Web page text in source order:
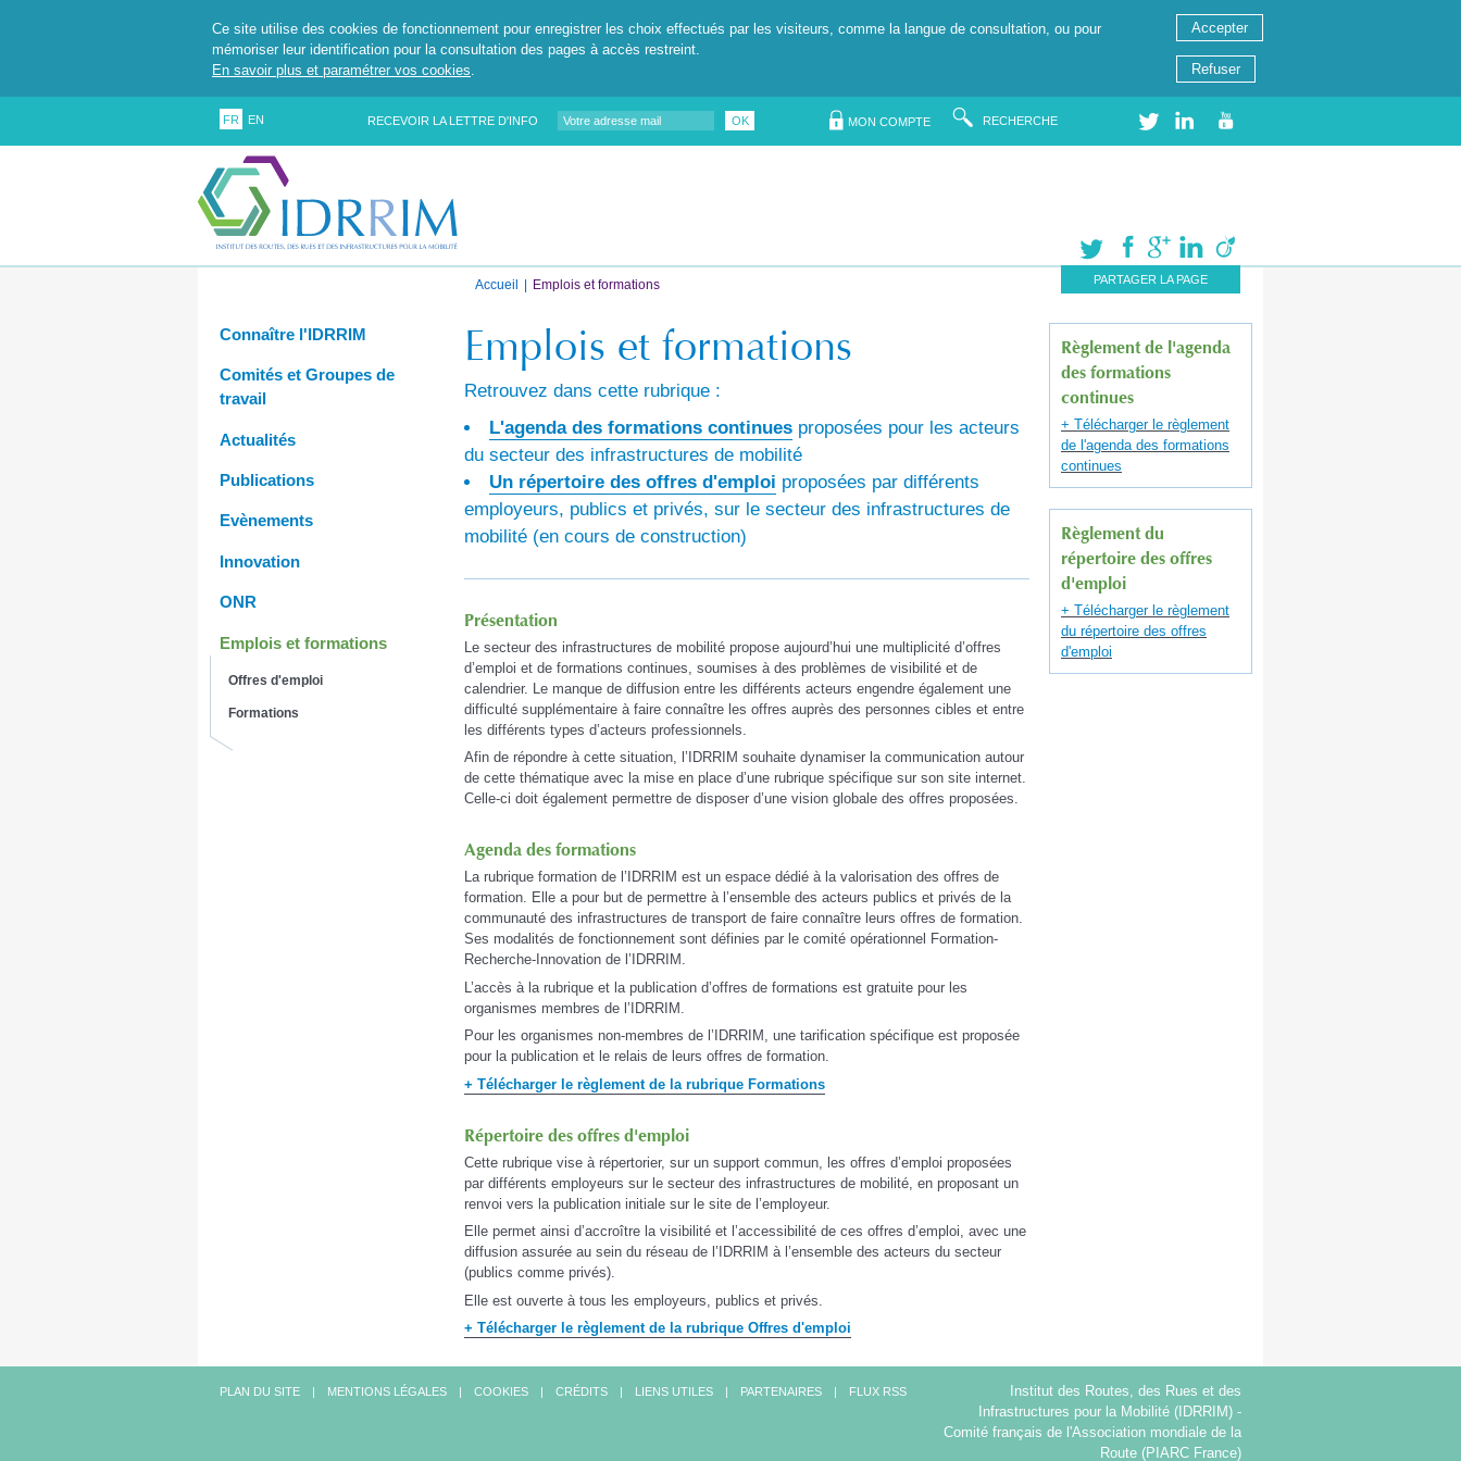
Ce site utilise des cookies de fonctionnement pour enregistrer les choix effectués par les visiteurs, comme la langue de consultation, ou pour
mémoriser leur identification pour la consultation des pages à accès restreint.
En savoir plus et paramétrer vos cookies
Accepter
Refuser
FR EN RECEVOIR LA LETTRE D'INFO OK MON COMPTE RECHERCHE
PARTAGER LA PAGE
Accueil Emplois et formations
Connaître l'IDRRIM
Comités et Groupes de
travail
Actualités
Publications
Evènements
Innovation
ONR
Emplois et formations
Offres d'emploi
Formations
Emplois et formations
Retrouvez dans cette rubrique :
L'agenda des formations continues proposées pour les acteurs
du secteur des infrastructures de mobilité
Un répertoire des offres d'emploi proposées par différents
employeurs, publics et privés, sur le secteur des infrastructures de
mobilité (en cours de construction)
Présentation
Le secteur des infrastructures de mobilité propose aujourd’hui une multiplicité d’offres
d’emploi et de formations continues, soumises à des problèmes de visibilité et de
calendrier. Le manque de diffusion entre les différents acteurs engendre également une
difficulté supplémentaire à faire connaître les offres auprès des personnes cibles et entre
les différents types d’acteurs professionnels.
Afin de répondre à cette situation, l’IDRRIM souhaite dynamiser la communication autour
de cette thématique avec la mise en place d’une rubrique spécifique sur son site internet.
Celle-ci doit également permettre de disposer d’une vision globale des offres proposées.
Agenda des formations
La rubrique formation de l’IDRRIM est un espace dédié à la valorisation des offres de
formation. Elle a pour but de permettre à l’ensemble des acteurs publics et privés de la
communauté des infrastructures de transport de faire connaître leurs offres de formation.
Ses modalités de fonctionnement sont définies par le comité opérationnel Formation-
Recherche-Innovation de l’IDRRIM.
L’accès à la rubrique et la publication d’offres de formations est gratuite pour les
organismes membres de l’IDRRIM.
Pour les organismes non-membres de l’IDRRIM, une tarification spécifique est proposée
pour la publication et le relais de leurs offres de formation.
+ Télécharger le règlement de la rubrique Formations
Répertoire des offres d'emploi
Cette rubrique vise à répertorier, sur un support commun, les offres d’emploi proposées
par différents employeurs sur le secteur des infrastructures de mobilité, en proposant un
renvoi vers la publication initiale sur le site de l’employeur.
Elle permet ainsi d’accroître la visibilité et l’accessibilité de ces offres d’emploi, avec une
diffusion assurée au sein du réseau de l’IDRRIM à l’ensemble des acteurs du secteur
(publics comme privés).
Elle est ouverte à tous les employeurs, publics et privés.
+ Télécharger le règlement de la rubrique Offres d'emploi
Règlement de l'agenda
des formations
continues
+ Télécharger le règlement
de l'agenda des formations
continues
Règlement du
répertoire des offres
d'emploi
+ Télécharger le règlement
du répertoire des offres
d'emploi
PLAN DU SITE MENTIONS LÉGALES COOKIES CRÉDITS LIENS UTILES PARTENAIRES FLUX RSS
Institut des Routes, des Rues et des
Infrastructures pour la Mobilité (IDRRIM) -
Comité français de l'Association mondiale de la
Route (PIARC France)